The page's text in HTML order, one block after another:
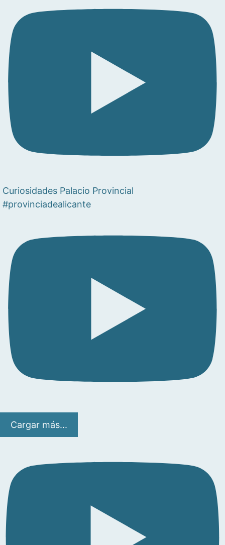
Curiosidades Palacio Provincial
#provinciadealicante
Cargar más...